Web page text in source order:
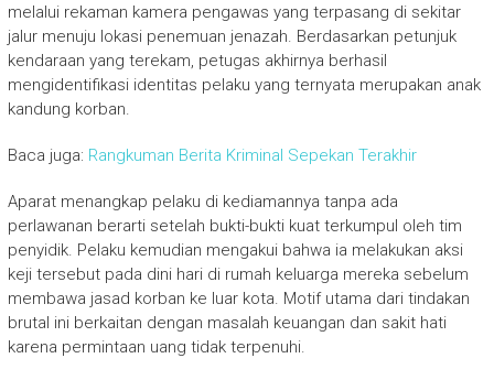
melalui rekaman kamera pengawas yang terpasang di sekitar
jalur menuju lokasi penemuan jenazah. Berdasarkan petunjuk
kendaraan yang terekam, petugas akhirnya berhasil
mengidentifikasi identitas pelaku yang ternyata merupakan anak
kandung korban.
Baca juga: Rangkuman Berita Kriminal Sepekan Terakhir
Aparat menangkap pelaku di kediamannya tanpa ada
perlawanan berarti setelah bukti-bukti kuat terkumpul oleh tim
penyidik. Pelaku kemudian mengakui bahwa ia melakukan aksi
keji tersebut pada dini hari di rumah keluarga mereka sebelum
membawa jasad korban ke luar kota. Motif utama dari tindakan
brutal ini berkaitan dengan masalah keuangan dan sakit hati
karena permintaan uang tidak terpenuhi.